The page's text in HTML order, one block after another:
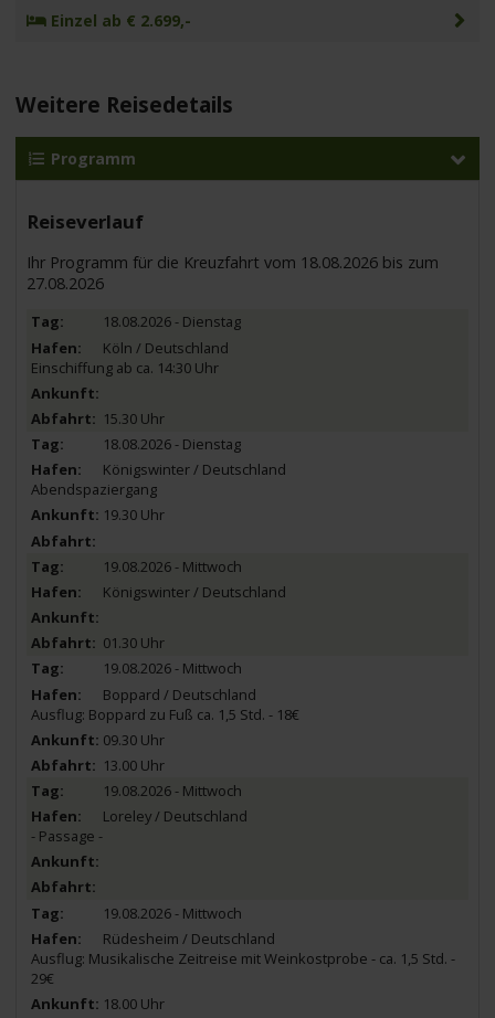
Einzel ab € 2.699,-
Weitere Reisedetails
Programm
Reiseverlauf
Ihr Programm für die Kreuzfahrt vom 18.08.2026 bis zum
27.08.2026
18.08.2026 - Dienstag
Köln / Deutschland
Einschiffung ab ca. 14:30 Uhr
15.30 Uhr
18.08.2026 - Dienstag
Königswinter / Deutschland
Abendspaziergang
19.30 Uhr
19.08.2026 - Mittwoch
Königswinter / Deutschland
01.30 Uhr
19.08.2026 - Mittwoch
Boppard / Deutschland
Ausflug: Boppard zu Fuß ca. 1,5 Std. - 18€
09.30 Uhr
13.00 Uhr
19.08.2026 - Mittwoch
Loreley / Deutschland
- Passage -
19.08.2026 - Mittwoch
Rüdesheim / Deutschland
Ausflug: Musikalische Zeitreise mit Weinkostprobe - ca. 1,5 Std. -
29€
18.00 Uhr